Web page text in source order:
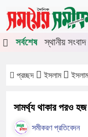
শিরোনাম
মেহেরপুরে
সর্বশেষ
স্থানীয় সংবাদ
প্রচ্ছদ ইসলাম
সামর্থ্য থাকার পরও
সমীকরণ প্রতিবেদন